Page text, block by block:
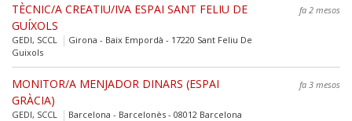
TÈCNIC/A CREATIU/IVA ESPAI SANT FELIU DE
GUÍXOLS
fa 2 mesos
GEDI, SCCL
Girona - Baix Empordà - 17220 Sant Feliu De
Guixols
MONITOR/A MENJADOR DINARS (ESPAI
GRÀCIA)
fa 3 mesos
GEDI, SCCL Barcelona - Barcelonès - 08012 Barcelona